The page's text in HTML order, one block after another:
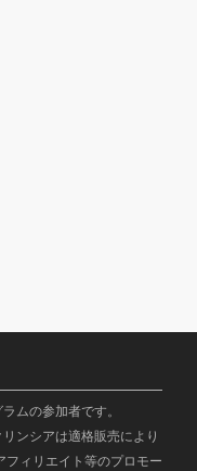
ムの参加者です。
ンシアは適格販売により
フィリエイト等のプロモー